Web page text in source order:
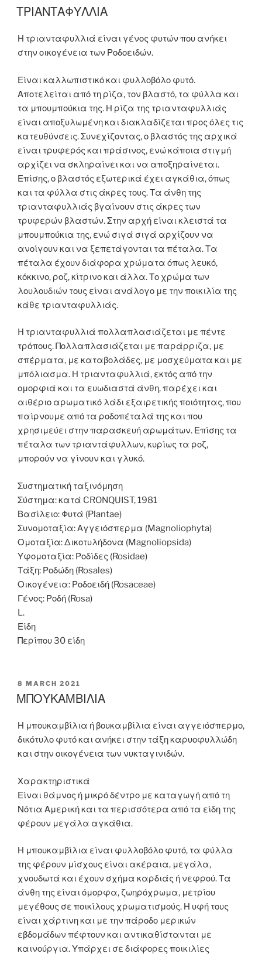
ON
ΤΡΙΑΝΤΑΦΥΛΛΙΑ
Η τριανταφυλλιά είναι γένος φυτών που ανήκει
στην οικογένεια των Ροδοειδών.
Είναι καλλωπιστικό και φυλλοβόλο φυτό.
Αποτελείται από τη ρίζα, τον βλαστό, τα φύλλα και
τα μπουμπούκια της. Η ρίζα της τριανταφυλλιάς
είναι αποξυλωμένη και διακλαδίζεται προς όλες τις
κατευθύνσεις. Συνεχίζοντας, ο βλαστός της αρχικά
είναι τρυφερός και πράσινος, ενώ κάποια στιγμή
αρχίζει να σκληραίνει και να αποξηραίνεται.
Επίσης, ο βλαστός εξωτερικά έχει αγκάθια, όπως
και τα φύλλα στις άκρες τους. Τα άνθη της
τριανταφυλλιάς βγαίνουν στις άκρες των
τρυφερών βλαστών. Στην αρχή είναι κλειστά τα
μπουμπούκια της, ενώ σιγά σιγά αρχίζουν να
ανοίγουν και να ξεπετάγονται τα πέταλα. Τα
πέταλα έχουν διάφορα χρώματα όπως λευκό,
κόκκινο, ροζ, κίτρινο και άλλα. Το χρώμα των
λουλουδιών τους είναι ανάλογο με την ποικιλία της
κάθε τριανταφυλλιάς.
H τριανταφυλλιά πολλαπλασιάζεται με πέντε
τρόπους. Πολλαπλασιάζεται με παράρριζα, με
σπέρματα, με καταβολάδες, με μοσχεύματα και με
μπόλιασμα. Η τριανταφυλλιά, εκτός από την
ομορφιά και τα ευωδιαστά άνθη, παρέχει και
αιθέριο αρωματικό λάδι εξαιρετικής ποιότητας, που
παίρνουμε από τα ροδοπέταλά της και που
χρησιμεύει στην παρασκευή αρωμάτων. Επίσης τα
πέταλα των τριαντάφυλλων, κυρίως τα ροζ,
μπορούν να γίνουν και γλυκό.
Συστηματική ταξινόμηση
Σύστημα: κατά CRONQUIST, 1981
Βασίλειο: Φυτά (Plantae)
Συνομοταξία: Αγγειόσπερμα (Magnoliophyta)
Ομοταξία: Δικοτυλήδονα (Magnoliopsida)
Υφομοταξία: Ροδίδες (Rosidae)
Τάξη: Ροδώδη (Rosales)
Οικογένεια: Ροδοειδή (Rosaceae)
Γένος: Ροδή (Rosa)
L.
Είδη
Περίπου 30 είδη
POSTED
ON
8 MARCH 2021
ΜΠΟΥΚΑΜΒΙΛΙΑ
Η μπουκαμβίλια ή βουκαμβίλια είναι αγγειόσπερμο,
δικότυλο φυτό και ανήκει στην τάξη καρυοφυλλώδη
και στην οικογένεια των νυκταγινιδών.
Χαρακτηριστικά
Είναι θάμνος ή μικρό δέντρο με καταγωγή από τη
Νότια Αμερική και τα περισσότερα από τα είδη της
φέρουν μεγάλα αγκάθια.
Η μπουκαμβίλια είναι φυλλοβόλο φυτό, τα φύλλα
της φέρουν μίσχους είναι ακέραια, μεγάλα,
χνουδωτά και έχουν σχήμα καρδιάς ή νεφρού. Τα
άνθη της είναι όμορφα, ζωηρόχρωμα, μετρίου
μεγέθους σε ποικίλους χρωματισμούς. Η υφή τους
είναι χάρτινη και με την πάροδο μερικών
εβδομάδων πέφτουν και αντικαθίστανται με
καινούργια. Υπάρχει σε διάφορες ποικιλίες